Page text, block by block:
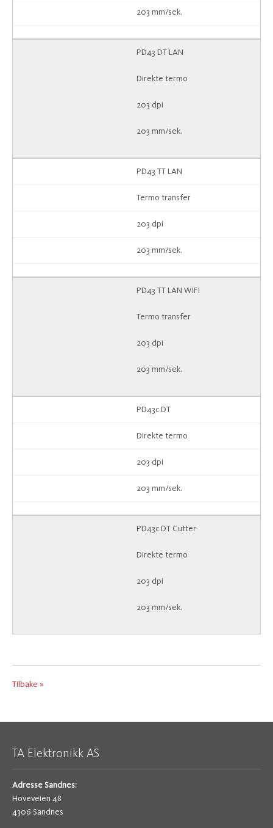
203 mm/sek.
PD43 DT LAN
Direkte termo
203 dpi
203 mm/sek.
PD43 TT LAN
Termo transfer
203 dpi
203 mm/sek.
PD43 TT LAN WIFI
Termo transfer
203 dpi
203 mm/sek.
PD43c DT
Direkte termo
203 dpi
203 mm/sek.
PD43c DT Cutter
Direkte termo
203 dpi
203 mm/sek.
Tilbake »
TA Elektronikk AS
Adresse Sandnes:
Hoveveien 48
4306 Sandnes